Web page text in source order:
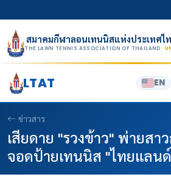
สมาคมกีฬาลอนเทนนิสแห่งประเทศไ
THE LAWN TENNIS ASSOCIATION OF THAILAND ·
LTAT EN
ข่าวสาร
เสียดาย "รวงข้าว" พ่ายสา
จอดป้ายเทนนิส "ไทยแลน